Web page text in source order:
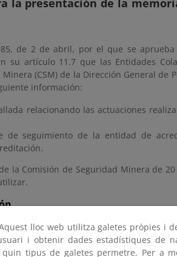
la presentación de la
de 2 de abril, por el que se
su artículo 11.7 que las Entidades
(CSM) de la Dirección General
información:
relacionando las actuaciones
de seguimiento de la entidad de
la Comisión de Seguridad Minera de
del año siguiente al de la anualidad
de las inspecciones realizadas
lloc web utilitza galetes pròpies i
i obtenir dades estadístiques de
tipus de galetes permetre. Per a